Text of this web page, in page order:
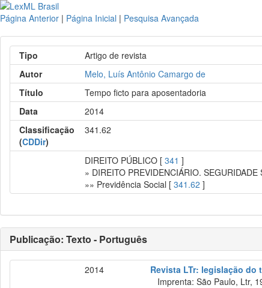
Página Anterior | Página Inicial | Pesquisa Avançada
Tipo
Artigo de revista
Autor
Melo, Luís Antônio Camargo de
Título
Tempo ficto para aposentadoria
Data
2014
Classificação
(CDDir)
341.62
DIREITO PÚBLICO [341 ]
» DIREITO PREVIDENCIÁRIO.
»» Previdência Social [341.62 ]
Publicação: Texto - Português
2014
Revista LTr: legislação do
Imprenta: São Paulo, Ltr,